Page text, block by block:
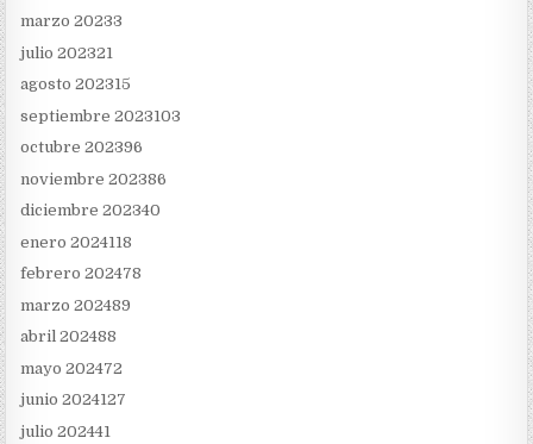
marzo 20233
julio 202321
agosto 202315
septiembre 2023103
octubre 202396
noviembre 202386
diciembre 202340
enero 2024118
febrero 202478
marzo 202489
abril 202488
mayo 202472
junio 2024127
julio 202441